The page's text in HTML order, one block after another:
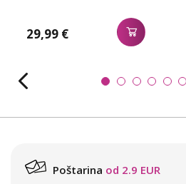
29,99 €
Poštarina od 2.9 EUR